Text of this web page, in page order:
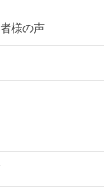
様の声